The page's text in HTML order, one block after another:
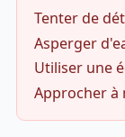
Tenter de
Asperger
Utiliser une
Approcher à